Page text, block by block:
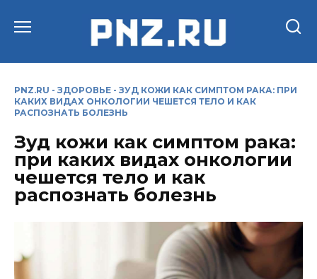
PNZ.RU - ЗДОРОВЬЕ - ЗУД КОЖИ КАК СИМПТОМ РАКА: ПРИ
КАКИХ ВИДАХ ОНКОЛОГИИ ЧЕШЕТСЯ ТЕЛО И КАК
РАСПОЗНАТЬ БОЛЕЗНЬ
Зуд кожи как симптом рака:
при каких видах онкологии
чешется тело и как
распознать болезнь